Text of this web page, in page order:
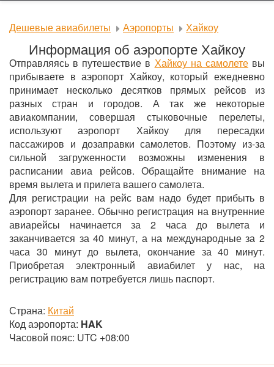
Дешевые авиабилеты Аэропорты Хайкоу
Информация об аэропорте Хайкоу
Отправляясь в путешествие в Хайкоу на самолетевы
прибываете в аэропорт Хайкоу, который ежедневно
принимает несколько десятков прямых рейсов из
разных стран и городов. А так же некоторые
авиакомпании, совершая стыковочные перелеты,
используют аэропорт Хайкоу для пересадки
пассажиров и дозаправки самолетов. Поэтому из-за
сильной загруженности возможны изменения в
расписании авиа рейсов. Обращайте внимание на
время вылета и прилета вашего самолета.
Для регистрации на рейс вам надо будет прибыть в
аэропорт заранее. Обычно регистрация на внутренние
авиарейсы начинается за 2 часа до вылета и
заканчивается за 40 минут, а на международные за 2
часа 30 минут до вылета, окончание за 40 минут.
Приобретая электронный авиабилет у нас, на
регистрацию вам потребуется лишь паспорт.
Страна: Китай
Код аэропорта: HAK
Часовой пояс: UTC +08:00